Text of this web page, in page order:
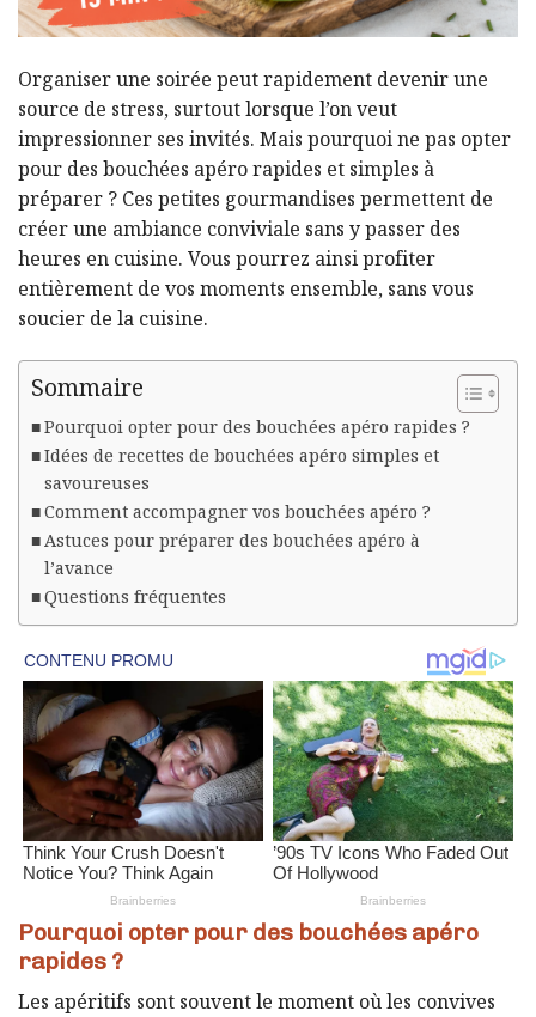
Organiser une soirée peut rapidement devenir une
source de stress, surtout lorsque l’on veut
impressionner ses invités. Mais pourquoi ne pas opter
pour des bouchées apéro rapides et simples à
préparer ? Ces petites gourmandises permettent de
créer une ambiance conviviale sans y passer des
heures en cuisine. Vous pourrez ainsi profiter
entièrement de vos moments ensemble, sans vous
soucier de la cuisine.
Sommaire
Pourquoi opter pour des bouchées apéro rapides ?
Idées de recettes de bouchées apéro simples et
savoureuses
Comment accompagner vos bouchées apéro ?
Astuces pour préparer des bouchées apéro à
l’avance
Questions fréquentes
Pourquoi opter pour des bouchées apéro
rapides ?
Les apéritifs sont souvent le moment où les convives